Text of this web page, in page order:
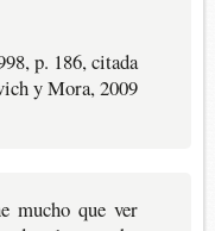
p. 186, citada
y Mora, 2009
mucho que ver